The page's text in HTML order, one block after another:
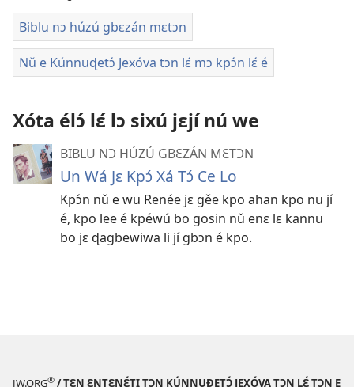
Biblu nɔ húzú gbɛzán mɛtɔn
Nǔ e Kúnnuɖetɔ́ Jexóva tɔn lɛ́ mɔ kpɔ́n lɛ́ é
Xóta élɔ́ lɛ́ lɔ sixú jɛjí nú we
BIBLU NƆ HÚZÚ GBƐZÁN MƐTƆN
Un Wá Jɛ Kpɔ́ Xá Tɔ́ Ce Lo
Kpɔ́n nǔ e wu Renée jɛ gěe kpo ahan kpo nu jí
é, kpo lee é kpéwú bo gosin nǔ enɛ lɛ kannu
bo jɛ ɖagbewiwa li jí gbɔn é kpo.
JW.ORG® / TƐN ƐNTƐNƐ́TI TƆN KÚNNUƉETƆ́ JEXÓVA TƆN LƐ́ TƆN E